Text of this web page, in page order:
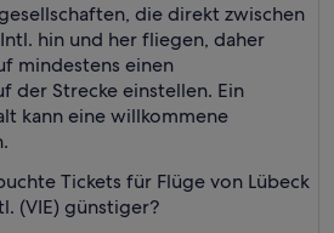
die direkt zwischen
hin und her fliegen, daher
mindestens einen
der Strecke einstellen. Ein
kann eine willkommene
Tickets für Flüge von Lübeck
(VIE) günstiger?